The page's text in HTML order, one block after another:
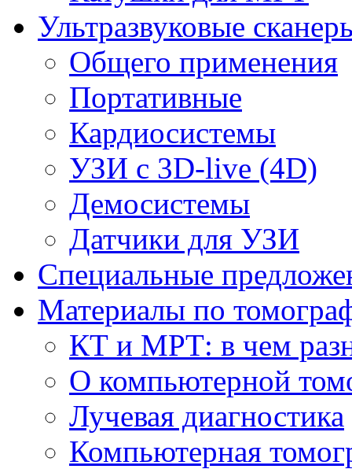
Ультразвуковые
Общего применения
Портативные
Кардиосистемы
УЗИ с 3D-live (4D)
Демосистемы
Датчики для УЗИ
Cпециальные
Материалы по
КТ и МРТ: в чем
О компьютерной
Лучевая диагностика
Компьютерная